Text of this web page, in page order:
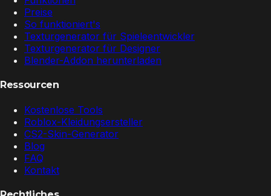
Preise
So funktioniert's
Texturgenerator für Spieleentwickler
Texturgenerator für Designer
Blender-Addon herunterladen
Ressourcen
Kostenlose Tools
Roblox-Kleidungsersteller
CS2-Skin-Generator
Blog
FAQ
Kontakt